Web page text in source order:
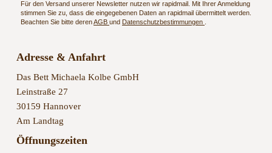
Für den Versand unserer Newsletter nutzen wir rapidmail. Mit Ihrer Anmeldung
stimmen Sie zu, dass die eingegebenen Daten an rapidmail übermittelt werden.
Beachten Sie bitte derenAGB und Datenschutzbestimmungen
Adresse & Anfahrt
Das Bett Michaela Kolbe GmbH
Leinstraße 27
30159 Hannover
Am Landtag
Öffnungszeiten